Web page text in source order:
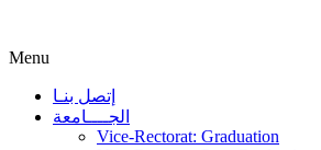
Menu
إتصل بنـا
الجــــامعة
Vice-Rectorat: Graduation